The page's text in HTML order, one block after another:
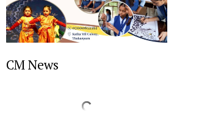
CM News